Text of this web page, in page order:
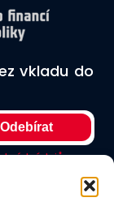
vkladu do
údajů